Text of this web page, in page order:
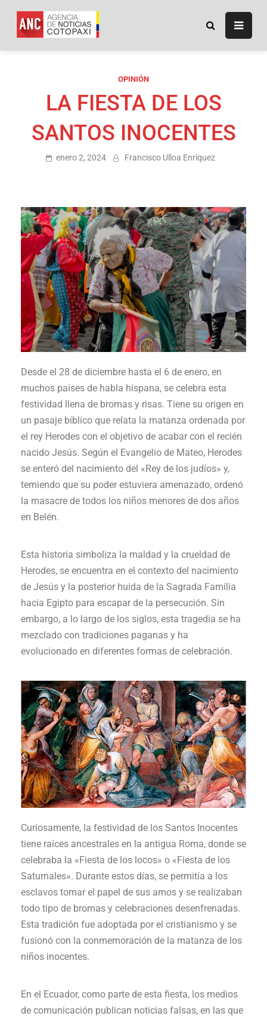
Agencia de Noticias
OPINIÓN
LA FIESTA DE LOS
SANTOS INOCENTES
enero 2, 2024 Francisco Ulloa Enríquez
Desde el 28 de diciembre hasta el 6 de enero, en
muchos países de habla hispana, se celebra esta
festividad llena de bromas y risas. Tiene su origen en
un pasaje bíblico que relata la matanza ordenada por
el rey Herodes con el objetivo de acabar con el recién
nacido Jesús. Según el Evangelio de Mateo, Herodes
se enteró del nacimiento del «Rey de los judíos» y,
temiendo que su poder estuviera amenazado, ordenó
la masacre de todos los niños menores de dos años
en Belén.
Esta historia simboliza la maldad y la crueldad de
Herodes, se encuentra en el contexto del nacimiento
de Jesús y la posterior huida de la Sagrada Familia
hacia Egipto para escapar de la persecución. Sin
embargo, a lo largo de los siglos, esta tragedia se ha
mezclado con tradiciones paganas y ha
evolucionado en diferentes formas de celebración.
Curiosamente, la festividad de los Santos Inocentes
tiene raíces ancestrales en la antigua Roma, donde se
celebraba la «Fiesta de los locos» o «Fiesta de los
Saturnales». Durante estos días, se permitía a los
esclavos tomar el papel de sus amos y se realizaban
todo tipo de bromas y celebraciones desenfrenadas.
Esta tradición fue adoptada por el cristianismo y se
fusionó con la conmemoración de la matanza de los
niños inocentes.
En el Ecuador, como parte de esta fiesta, los medios
de comunicación publican noticias falsas, en las que